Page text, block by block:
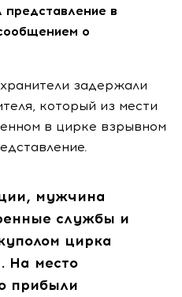
в
о
задержали
который из мести
в цирке взрывном
мужчина
службы и
цирка
На место
прибыли